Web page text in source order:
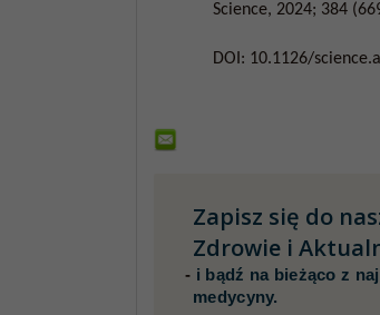
Science, 2024; 384
DOI: 10.1126/
Zapisz się do
Zdrowie i
- i bądź na bieżąco z
medycyny.